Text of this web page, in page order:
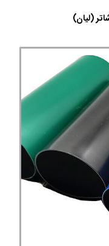
(لیان)